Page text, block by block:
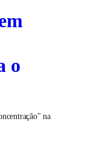
o
na